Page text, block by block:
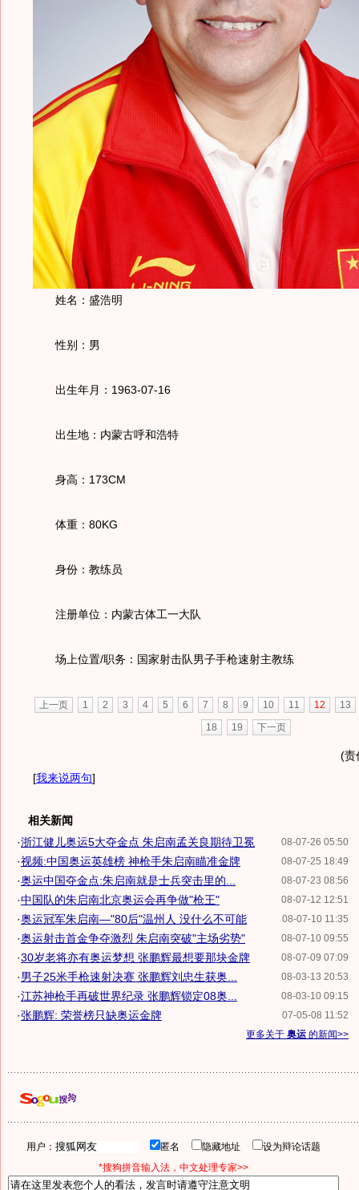
姓名：盛浩明
性别：男
出生年月：1963-07-16
出生地：内蒙古呼和浩特
身高：173CM
体重：80KG
身份：教练员
注册单位：内蒙古体工一大队
场上位置/职务：国家射击队男子手枪速射主教练
上一页 1 2 3 4 5 6 7 8 9 10 11 12
13
18
19 下一页
(责
[我来说两句]
相关新闻
08-07-26 05:50
·浙江健儿奥运5大夺金点 朱启南孟关良期待卫冕
08-07-25 18:49
·视频:中国奥运英雄榜 神枪手朱启南瞄准金牌
08-07-23 08:56
·奥运中国夺金点:朱启南就是士兵突击里的...
08-07-12 12:51
·中国队的朱启南北京奥运会再争做"枪王"
08-07-10 11:35
·奥运冠军朱启南—"80后"温州人 没什么不可能
08-07-10 09:55
·奥运射击首金争夺激烈 朱启南突破"主场劣势"
08-07-09 07:09
·30岁老将亦有奥运梦想 张鹏辉最想要那块金牌
08-03-13 20:53
·男子25米手枪速射决赛 张鹏辉刘忠生获奥...
08-03-10 09:15
·江苏神枪手再破世界纪录 张鹏辉锁定08奥...
07-05-08 11:52
·张鹏辉: 荣誉榜只缺奥运金牌
更多关于 奥运 的新闻>>
用户： 匿名 隐藏地址
设为辩论话题
*搜狗拼音输入法，中文处理专家>>